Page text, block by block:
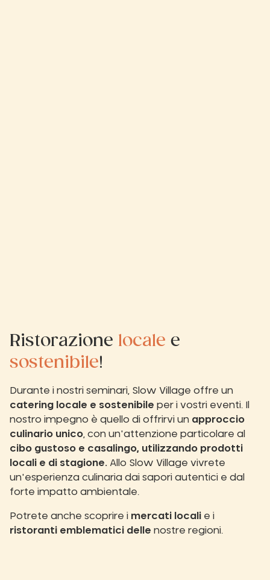
Ristorazione locale e
sostenibile!
Durante i nostri seminari, Slow Village offre un
catering locale e sostenibile per i vostri eventi. Il
nostro impegno è quello di offrirvi un approccio
culinario unico, con un'attenzione particolare al
cibo gustoso e casalingo, utilizzando prodotti
locali e di stagione. Allo Slow Village vivrete
un'esperienza culinaria dai sapori autentici e dal
forte impatto ambientale.
Potrete anche scoprire i mercati locali e i
ristoranti emblematici delle nostre regioni.